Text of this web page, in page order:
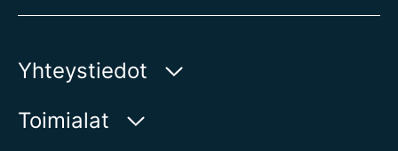
Yhteystiedot
AUMA Riester
Toimialat